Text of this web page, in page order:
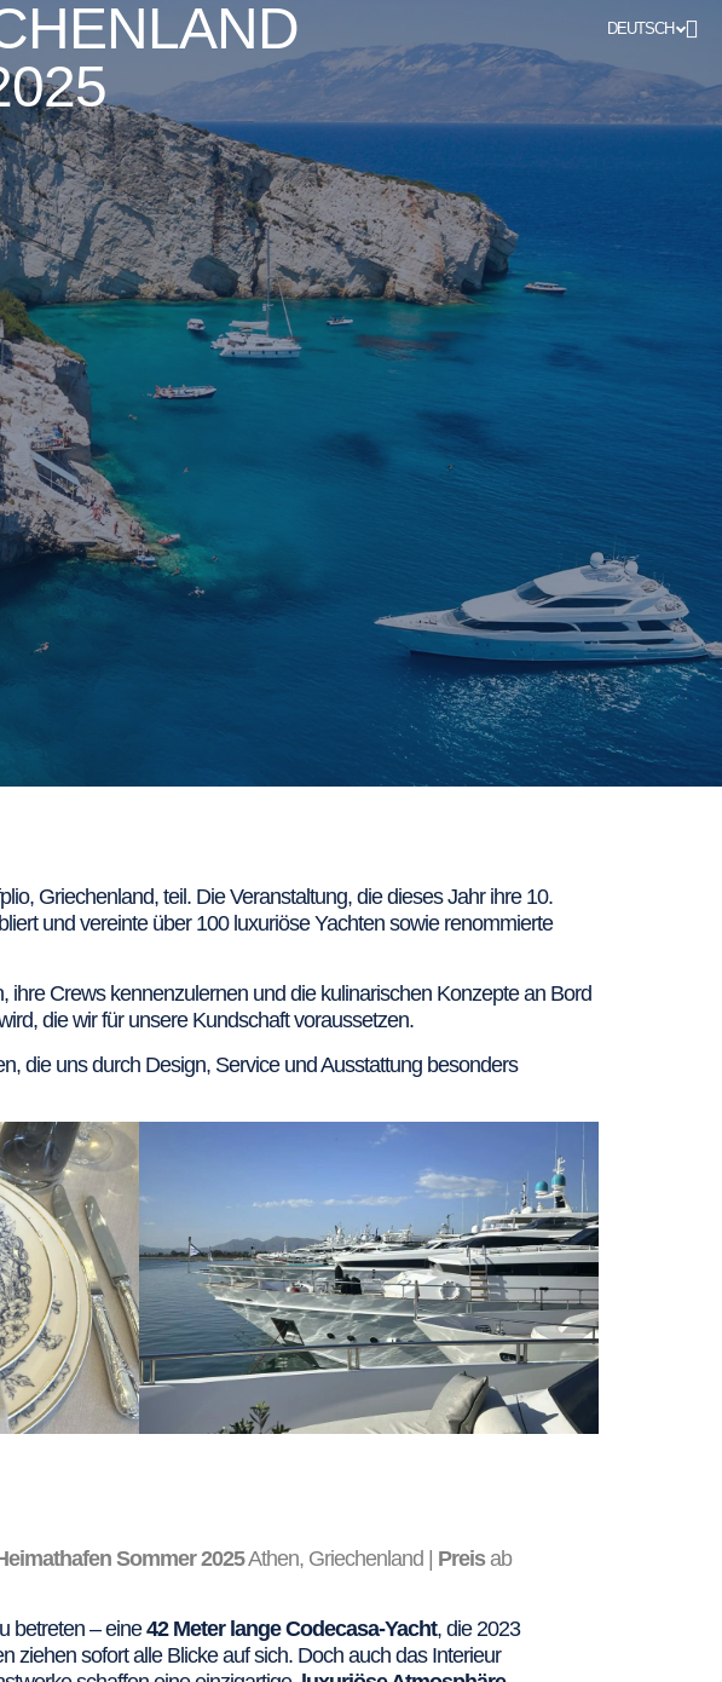
DEUTSCH
Griechenland, teil. Die Veranstaltung, die dieses Jahr ihre 10.
und vereinte über 100 luxuriöse Yachten sowie renommierte
Crews kennenzulernen und die kulinarischen Konzepte an Bord
die wir für unsere Kundschaft voraussetzen.
die uns durch Design, Service und Ausstattung besonders
Sommer 2025Athen, Griechenland | Preisab
betreten – eine42 Meter lange Codecasa-Yacht, die 2023
ziehen sofort alle Blicke auf sich. Doch auch das Interieur